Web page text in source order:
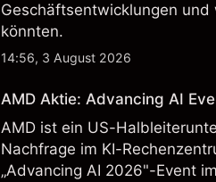
Geschäftsentwicklungen
könnten.
14:56, 3 August 2026
AMD Aktie: Advancing AI
AMD ist ein US-
Nachfrage im KI-
„Advancing AI 2026"-Event